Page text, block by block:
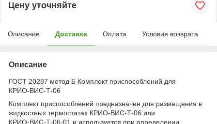
Цену уточняйте
Описание Доставка Оплата Условия возврата
Описание
ГОСТ 20287 метод Б Комплект приспособлений для
КРИО‑ВИС‑Т‑06
Комплект приспособлений предназначен для размещения в
жидкостных термостатах КРИО‑ВИС‑Т‑06 или
КРИО‑ВИС‑Т‑06‑01 и используется при определении